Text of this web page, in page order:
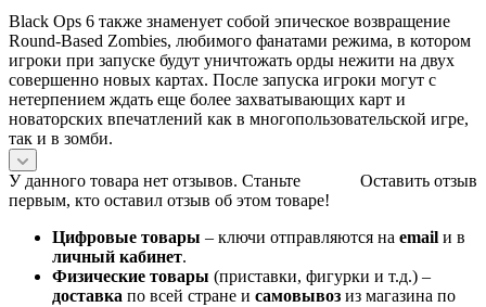
Black Ops 6 также знаменует собой эпическое возвращение
Round-Based Zombies, любимого фанатами режима, в котором
игроки при запуске будут уничтожать орды нежити на двух
совершенно новых картах. После запуска игроки могут с
нетерпением ждать еще более захватывающих карт и
новаторских впечатлений как в многопользовательской игре,
так и в зомби.
Оставить отзыв
У данного товара нет отзывов. Станьте
первым, кто оставил отзыв об этом товаре!
Цифровые товары – ключи отправляются на email и в
личный кабинет.
Физические товары (приставки, фигурки и т.д.) –
доставка по всей стране и самовывоз из магазина по